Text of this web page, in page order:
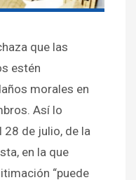
que las
estén
morales en
Así lo
28 de julio, de la
en la que
“puede